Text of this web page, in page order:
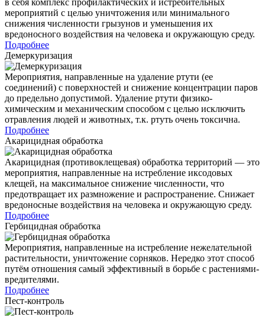
мероприятий с целью уничтожения или минимального
снижения численности грызунов и уменьшения их
вредоносного воздействия на человека и окружающую среду.
Подробнее
Демеркуризация
Мероприятия, направленные на удаление ртути (ее
соединений) с поверхностей и снижение концентрации паров
до предельно допустимой. Удаление ртути физико-
химическим и механическим способом с целью исключить
отравления людей и животных, т.к. ртуть очень токсична.
Подробнее
Акарицидная обработка
Акарицидная (противоклещевая) обработка территорий — это
мероприятия, направленные на истребление иксодовых
клещей, на максимальное снижение численности, что
предотвращает их размножение и распространение. Снижает
вредоносные воздействия на человека и окружающую среду.
Подробнее
Гербицидная обработка
Мероприятия, направленные на истребление нежелательной
растительности, уничтожение сорняков. Нередко этот способ
путём отношения самый эффективный в борьбе с растениями-
вредителями.
Подробнее
Пест-контроль